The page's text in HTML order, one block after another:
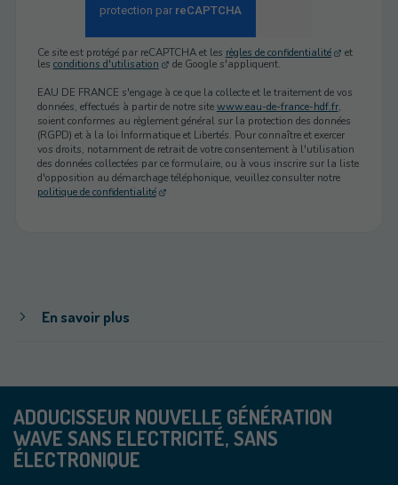
Ce site est protégé par reCAPTCHA et les règles de confidentialité
et
les conditions d'utilisation
de Google s'appliquent.
EAU DE FRANCE s'engage à ce que la collecte et le traitement de vos
données, effectués à partir de notre sitewww.eau-de-france-hdf.fr,
soient conformes au règlement général sur la protection des données
(RGPD) et à la loi Informatique et Libertés. Pour connaître et exercer
vos droits, notamment de retrait de votre consentement à l'utilisation
des données collectées par ce formulaire, ou à vous inscrire sur la liste
d'opposition au démarchage téléphonique, veuillez consulter notre
politique de confidentialité
En savoir plus
ADOUCISSEUR NOUVELLE GÉNÉRATION
WAVE SANS ELECTRICITÉ, SANS
ÉLECTRONIQUE